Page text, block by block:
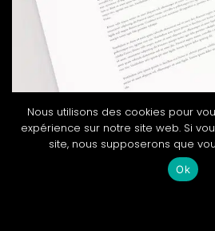
Corporate
Nous utilisons des cookies pour
expérience sur notre site web. Si
site, nous supposerons que
Ok